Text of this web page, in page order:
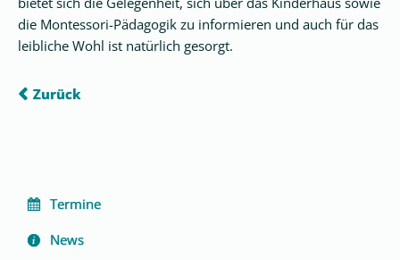
Glückswerkstatt
Vision
die Montessori-Pädagogik zu informieren und auch für das
leibliche Wohl ist natürlich gesorgt.
Zurück
Navigation
überspringen
Termine
News